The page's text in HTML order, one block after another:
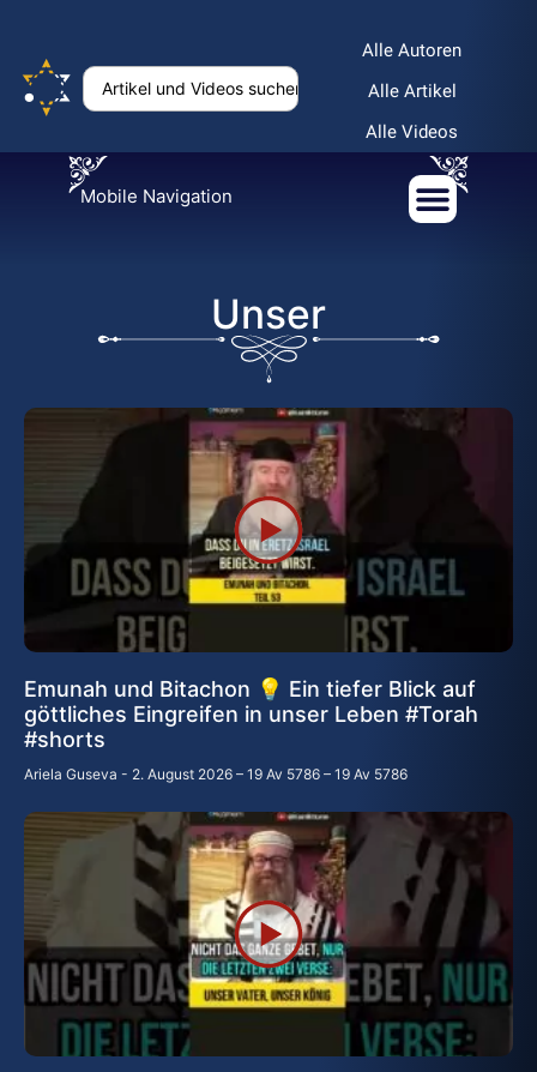
Alle Autoren
Alle Artikel
Alle Videos
Mobile Navigation
Unser
Emunah und Bitachon 💡 Ein tiefer Blick auf
göttliches Eingreifen in unser Leben #Torah
#shorts
Ariela Guseva 2. August 2026 – 19 Av 5786 – 19 Av 5786